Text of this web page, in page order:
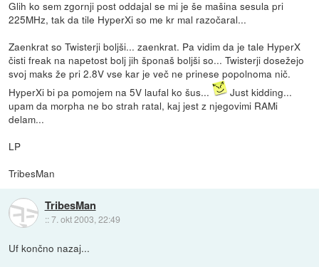
Glih ko sem zgornji post oddajal se mi je še mašina sesula pri
225MHz, tak da tile HyperXi so me kr mal razočaral...
Zaenkrat so Twisterji boljši... zaenkrat. Pa vidim da je tale HyperX
čisti freak na napetost bolj jih šponaš boljši so... Twisterji dosežejo
svoj maks že pri 2.8V vse kar je več ne prinese popolnoma nič.
HyperXi bi pa pomojem na 5V laufal ko šus...
Just kidding...
upam da morpha ne bo strah ratal, kaj jest z njegovimi RAMi
delam...
LP
TribesMan
TribesMan
::7. okt 2003, 22:49
Uf končno nazaj...